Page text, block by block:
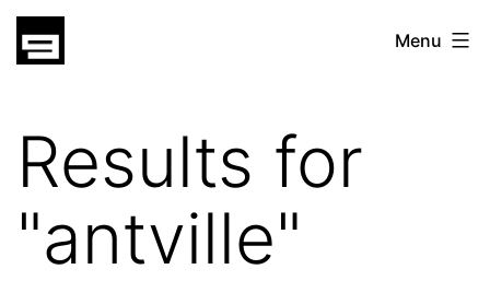
Skip
gatsu
Menu
Results for
"antville"